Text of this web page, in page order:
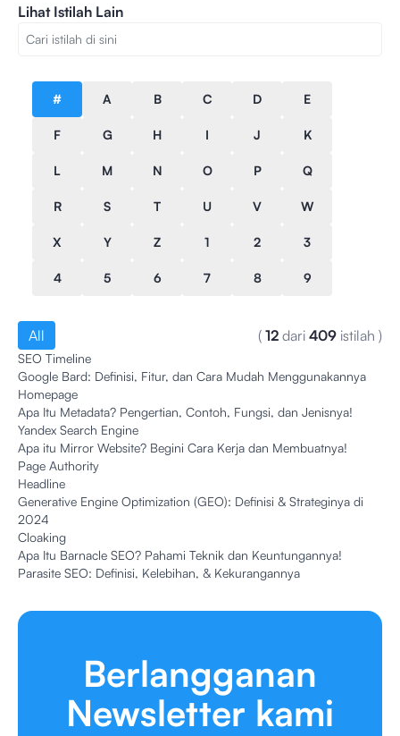
Lihat Istilah Lain
# A B C D E
F G H I J K
L M N O P Q
R S T U V W
X Y Z 1 2 3
4 5 6 7 8 9
All ( 12 dari 409 istilah )
SEO Timeline
Google Bard: Definisi, Fitur, dan Cara Mudah Menggunakannya
Homepage
Apa Itu Metadata? Pengertian, Contoh, Fungsi, dan Jenisnya!
Yandex Search Engine
Apa itu Mirror Website? Begini Cara Kerja dan Membuatnya!
Page Authority
Headline
Generative Engine Optimization (GEO): Definisi & Strateginya di
2024
Cloaking
Apa Itu Barnacle SEO? Pahami Teknik dan Keuntungannya!
Parasite SEO: Definisi, Kelebihan, & Kekurangannya
Berlangganan
Newsletter kami